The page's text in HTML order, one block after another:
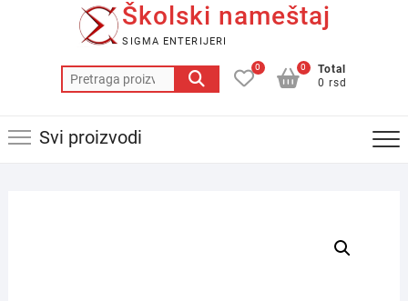
Školski nameštaj
SIGMA ENTERIJERI
Pretraga
za:
0
Total
0 rsd
0
Svi proizvodi